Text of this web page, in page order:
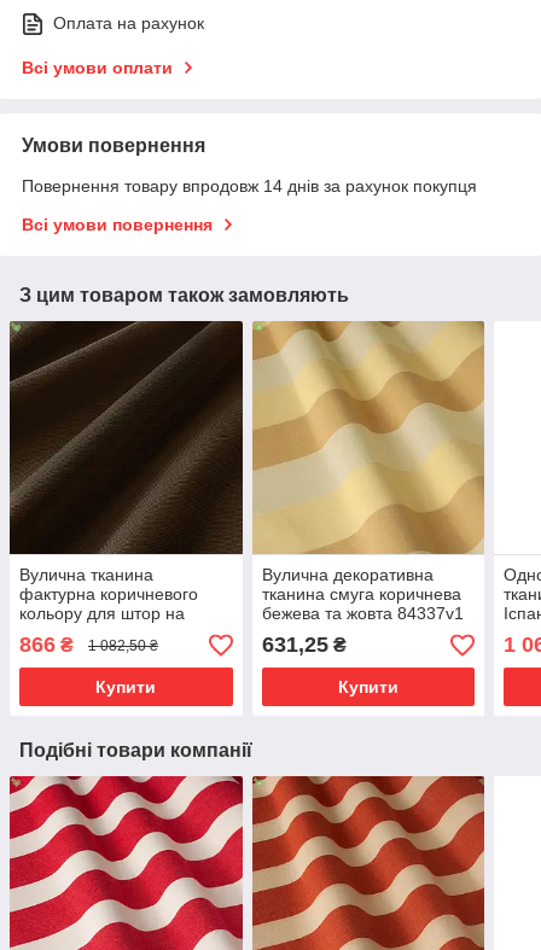
Оплата на рахунок
Всі умови оплати
Умови повернення
Повернення товару впродовж 14 днів за рахунок покупця
Всі умови повернення
З цим товаром також замовляють
Вулична тканина
фактурна коричневого
кольору для штор на
866 ₴ 1 082,50 ₴
Купити
Вулична декоративна
тканина смуга коричнева
бежева та жовта 84337v1
631,25₴
Купити
1
Подібні товари компанії